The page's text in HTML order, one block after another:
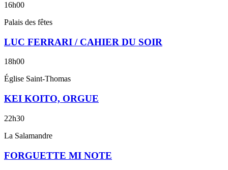
16h00
Palais des fêtes
LUC FERRARI / CAHIER DU SOIR
18h00
Église Saint-Thomas
KEI KOITO, ORGUE
22h30
La Salamandre
FORGUETTE MI NOTE